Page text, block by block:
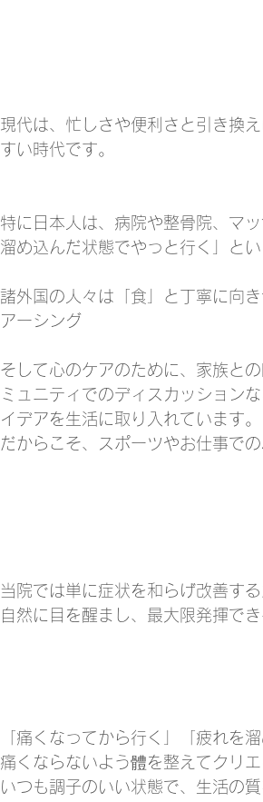
現代は、忙しさや便利さと引き換
すい時代です。
特に日本人は、病院や整骨院、マ
溜め込んだ状態でやっと行く」と
諸外国の人々は「食」と丁寧に向
アーシング
そして心のケアのために、家族と
ミュニティでのディスカッション
イデアを生活に取り入れています。
だからこそ、スポーツやお仕事で
当院では単に症状を和らげ改善す
自然に目を醒まし、最大限発揮で
「痛くなってから行く」「疲れを
痛くならないよう體を整えてクリ
いつも調子のいい状態で、生活の